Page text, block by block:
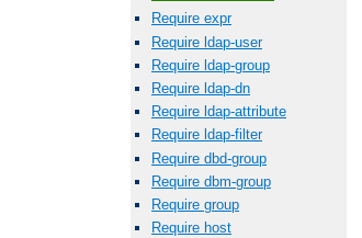
Require expr
Require ldap-user
Require ldap-group
Require ldap-dn
Require ldap-attribute
Require ldap-filter
Require dbd-group
Require dbm-group
Require group
Require host